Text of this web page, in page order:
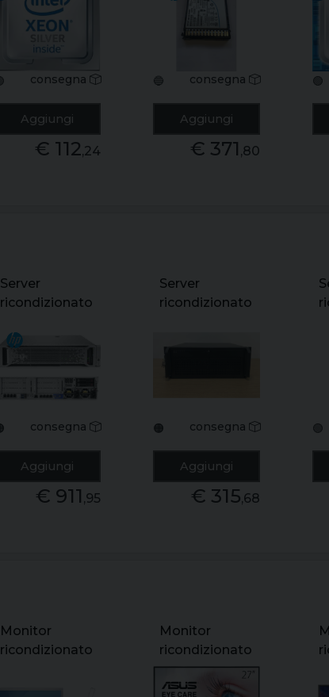
2.20ghz
10c/20t
socket
fclga3647
consegna
Aggiungi
€ 112,24
p4600 3.2tb
2.5 nvme +
jsq
🔵 consegna
Aggiungi
€ 371 ,80
🟢
Server
ricondizionato
dl380 gen9 2x
2650 12c/24t
ram 32gb no
array p440ar -
freedos
consegna
Aggiungi
€ 911 ,95
Server
ricondizionato
ram 16gb 4x
rs2bl040 -
scheda video
matrox g450 -
freedos gra
🟠 consegna
Aggiungi
€ 315,68
🟢
Monitor
ricondizionato
cinema
Monitor
ricondizionato
asus
va27aqsb 27"